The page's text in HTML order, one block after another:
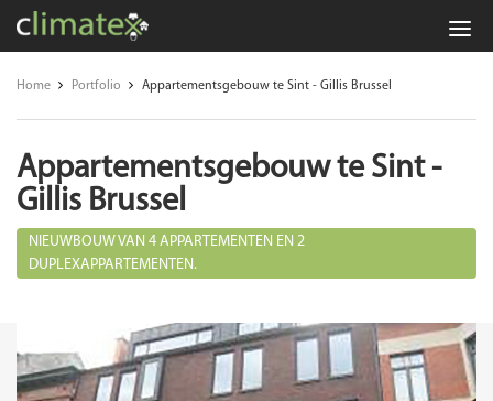
Climatex:
veiligheid,
preventie
energie-
advies
Home Portfolio Appartementsgebouw te Sint - Gillis Brussel
Appartementsgebouw te Sint -
Gillis Brussel
NIEUWBOUW VAN 4 APPARTEMENTEN EN 2
DUPLEXAPPARTEMENTEN.